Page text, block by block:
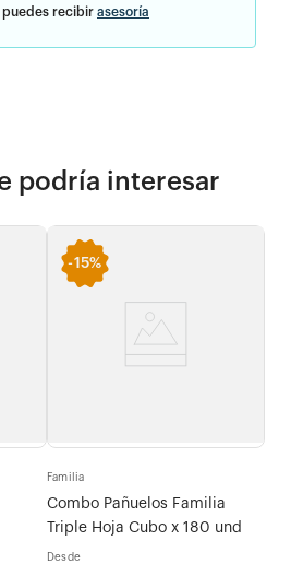
puedes recibir asesoría
podría interesar
-15%
Familia
Combo Pañuelos Familia
Triple Hoja Cubo x 180 und
Desde